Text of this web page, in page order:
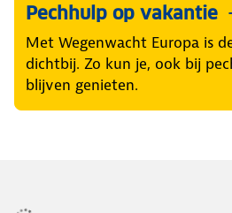
Pechhulp op vakantie
Met Wegenwacht Europa is
dichtbij. Zo kun je, ook bij
blijven genieten.